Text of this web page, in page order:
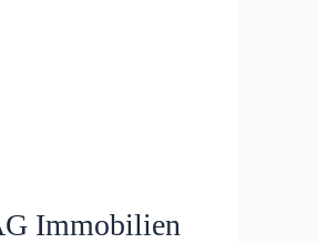
Immobilien